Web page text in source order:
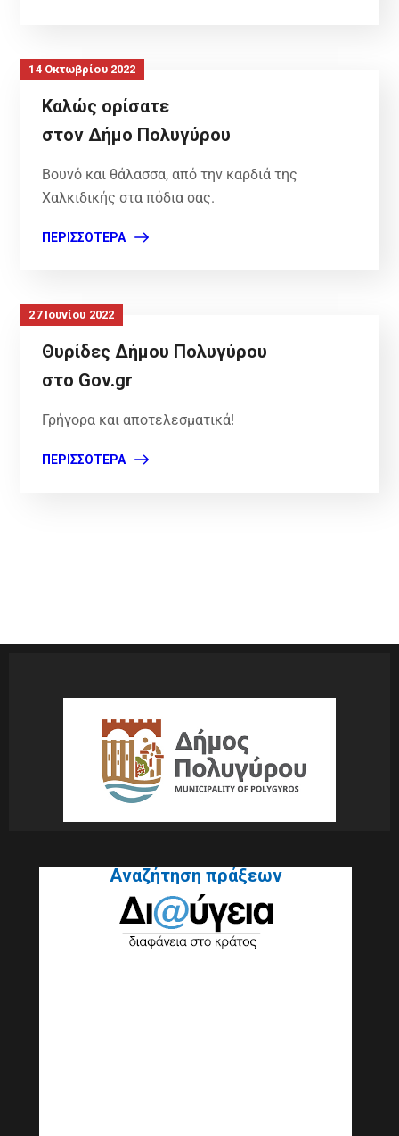
14 Οκτωβρίου 2022
Καλώς ορίσατε
στον Δήμο Πολυγύρου
Βουνό και θάλασσα, από την καρδιά της
Χαλκιδικής στα πόδια σας.
ΠΕΡΙΣΣΌΤΕΡΑ
27 Ιουνίου 2022
Θυρίδες Δήμου Πολυγύρου
στο Gov.gr
Γρήγορα και αποτελεσματικά!
ΠΕΡΙΣΣΌΤΕΡΑ
Αναζήτηση πράξεων